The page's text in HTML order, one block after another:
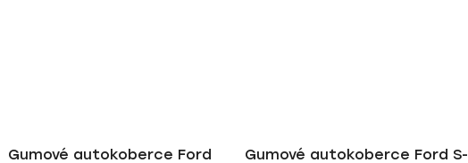
Gumové autokoberce Ford
Gumové autokoberce Ford S-